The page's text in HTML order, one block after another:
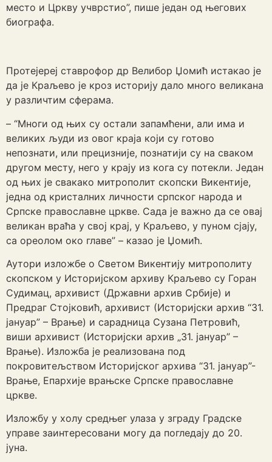
место и Цркву учврстио”, пише један од његових
биографа.
Протејереј ставрофор др Велибор Џомић истакао је
да је Краљево је кроз историју дало много великана
у различтим сферама.
– “Многи од њих су остали запамћени, али има и
великих људи из овог краја који су готово
непознати, или прецизније, познатији су на сваком
другом месту, него у крају из кога су потекли. Један
од њих је свакако митрополит скопски Викентије,
једна од кристалних личности српског народа и
Српске православне цркве. Сада је важно да се овај
великан враћа у свој крај, у Краљево, у пуном сјају,
са ореолом око главе” – казао је Џомић.
Аутори изложбе о Светом Викентију митрополиту
скопском у Историјском архиву Краљево су Горан
Судимац, архивист (Државни архив Србије) и
Предраг Стојковић, архивист (Историјски архив “31.
јануар” – Врање) и сарадница Сузана Петровић,
виши архивист (Историјски архив „31. јануар” –
Врање). Изложба је реализована под
покровитељством Историјског архива “31. јануар”-
Врање, Епархије врањске Српске православне
цркве.
Изложбу у холу средњег улаза у зграду Градске
управе заинтересовани могу да погледају до 20.
јуна.